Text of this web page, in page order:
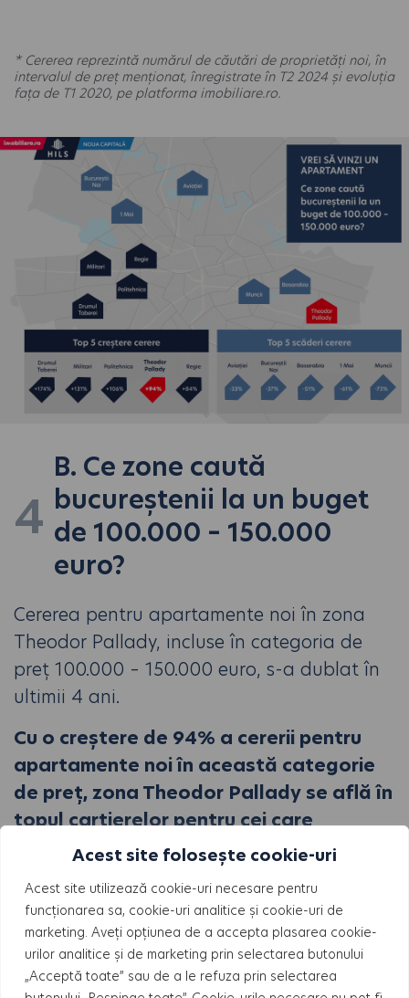
Acest site folosește cookie-uri
Acest site utilizează cookie-uri necesare pentru
funcționarea sa, cookie-uri analitice și cookie-uri de
marketing. Aveți opțiunea de a accepta plasarea cookie-
urilor analitice și de marketing prin selectarea butonului
„Acceptă toate” sau de a le refuza prin selectarea
* Cererea reprezintă numărul de căutări de proprietăți noi, în
intervalul de preț menționat, înregistrate în T2 2024 și evoluția
fața de T1 2020, pe platforma imobiliare.ro.
4
B. Ce zone caută
bucureștenii la un buget
de 100.000 – 150.000
euro?
Cererea pentru apartamente noi în zona
Theodor Pallady, incluse în categoria de
preț 100.000 – 150.000 euro, s-a dublat în
ultimii 4 ani.
Cu o creștere de 94% a cererii pentru
apartamente noi în această categorie
de preț, zona Theodor Pallady se află în
topul cartierelor pentru cei care
plănuiesc să cumpere locuințe care
Un interes crescut pentru locuințe noi, în
această categorie de preț, se înregistrează
și pentru Drumul Taberei (+174%), Militari